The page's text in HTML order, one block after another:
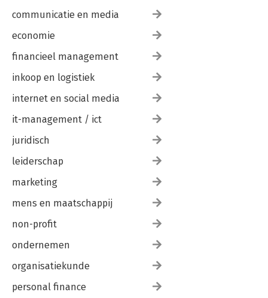
communicatie en media
economie
financieel management
inkoop en logistiek
internet en social media
it-management / ict
juridisch
leiderschap
marketing
mens en maatschappij
non-profit
ondernemen
organisatiekunde
personal finance